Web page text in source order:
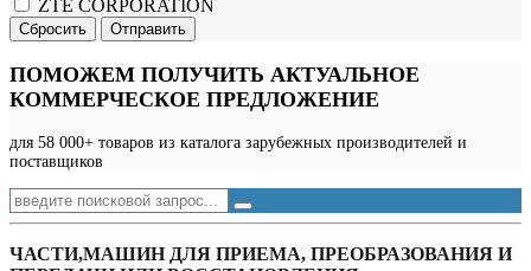
ZTE CORPORATION
Сбросить Отправить
ПОМОЖЕМ ПОЛУЧИТЬ АКТУАЛЬНОЕ
КОММЕРЧЕСКОЕ ПРЕДЛОЖЕНИЕ
для 58 000+ товаров из каталога зарубежных производителей и
поставщиков
ЧАСТИ,МАШИН ДЛЯ ПРИЕМА, ПРЕОБРАЗОВАНИЯ И